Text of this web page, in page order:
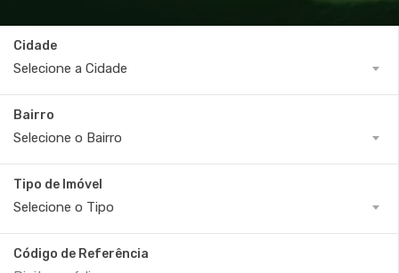
Cidade
Selecione a Cidade
Bairro
Selecione o Bairro
Tipo de Imóvel
Selecione o Tipo
Código de Referência